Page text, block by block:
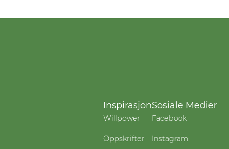
Inspirasjon
Willpower
Oppskrifter
Sosiale Medier
Facebook
Instagram